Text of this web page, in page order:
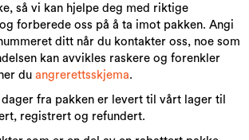
så vi kan hjelpe deg med riktige
forberede oss på å ta imot pakken. Angi
ditt når du kontakter oss, noe som
kan avvikles raskere og forenkler
du angrerettsskjema.
dager fra pakken er levert til vårt lager til
registrert og refundert.